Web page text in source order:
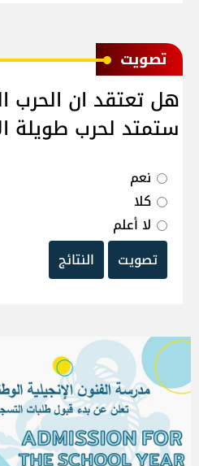
ﺗﺼﻮﻳﺖ
هل تعتقد ان الحرب
ستمتد لحرب طويلة
نعم
كلا
لا أعلم
تصويت
النتائج